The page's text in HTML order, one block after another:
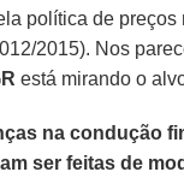
política de preços
2015). Nos
está mirando o
na condução
ser feitas de